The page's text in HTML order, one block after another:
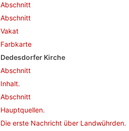
Abschnitt
Abschnitt
Vakat
Farbkarte
Dedesdorfer Kirche
Abschnitt
Inhalt.
Abschnitt
Hauptquellen.
Die erste Nachricht über Landwührden.